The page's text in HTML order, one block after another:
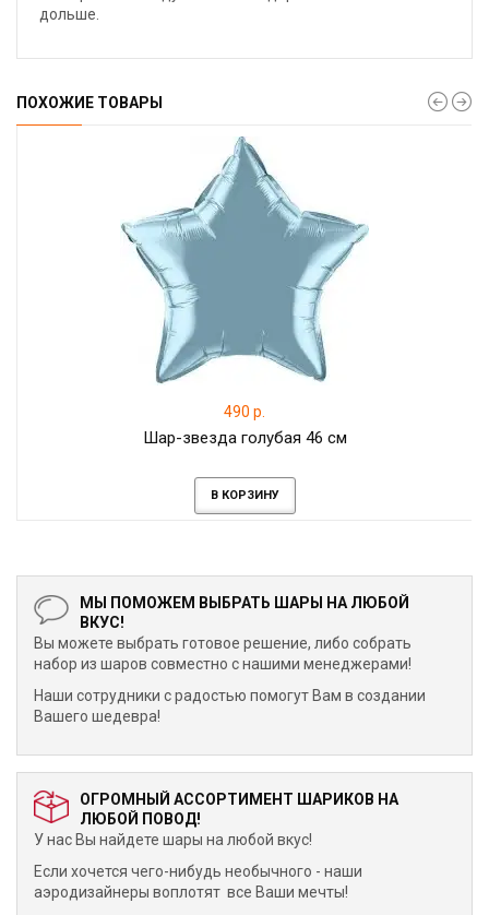
дольше.
ПОХОЖИЕ ТОВАРЫ
490 р.
Шар-звезда голубая 46 см
В КОРЗИНУ
МЫ ПОМОЖЕМ ВЫБРАТЬ ШАРЫ НА ЛЮБОЙ
ВКУС!
Вы можете выбрать готовое решение, либо собрать
набор из шаров совместно с нашими менеджерами!
Наши сотрудники с радостью помогут Вам в создании
Вашего шедевра!
ОГРОМНЫЙ АССОРТИМЕНТ ШАРИКОВ НА
ЛЮБОЙ ПОВОД!
У нас Вы найдете шары на любой вкус!
Если хочется чего-нибудь необычного - наши
аэродизайнеры воплотят все Ваши мечты!